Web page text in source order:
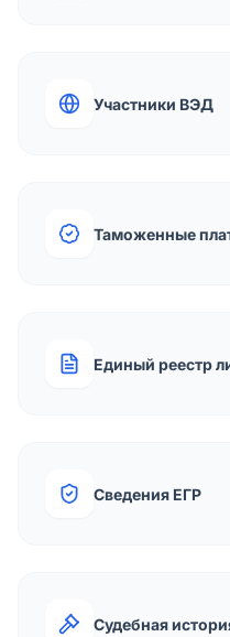
Участники ВЭД
Таможенные
Единый реестр
Сведения ЕГР
Судебная